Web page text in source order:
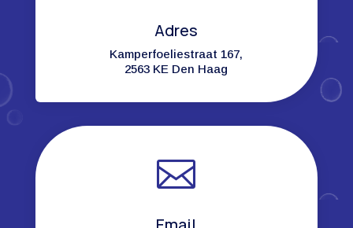
Adres
Kamperfoeliestraat 167,
2563 KE Den Haag
